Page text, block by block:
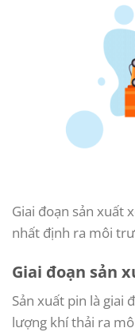
Giai đoạn sản xuất
nhất định ra môi
Giai đoạn sản
Sản xuất pin là giai
lượng khí thải ra